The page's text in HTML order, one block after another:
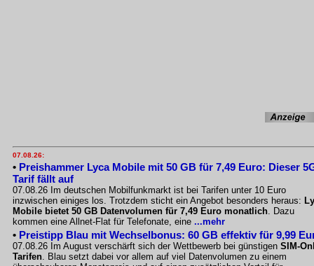
07.08.26:
• Preishammer Lyca Mobile mit 50 GB für 7,49 Euro: Dieser
Tarif fällt auf
07.08.26 Im deutschen Mobilfunkmarkt ist bei Tarifen unter 10 Euro
inzwischen einiges los. Trotzdem sticht ein Angebot besonders heraus:
Mobile bietet 50 GB Datenvolumen für 7,49 Euro monatlich. Dazu
kommen eine Allnet-Flat für Telefonate, eine ...mehr
• Preistipp Blau mit Wechselbonus: 60 GB effektiv für 9,99
07.08.26 Im August verschärft sich der Wettbewerb bei günstigen SIM-
Tarifen. Blau setzt dabei vor allem auf viel Datenvolumen zu einem